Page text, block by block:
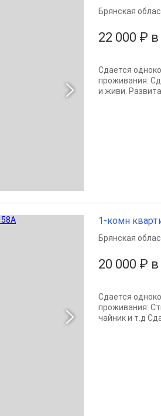
22 000 ₽
Брянская
Сдается
проживания:
и живи.
1-комн
20 000 ₽
Брянская
Сдается
проживания:
чайник и т.д